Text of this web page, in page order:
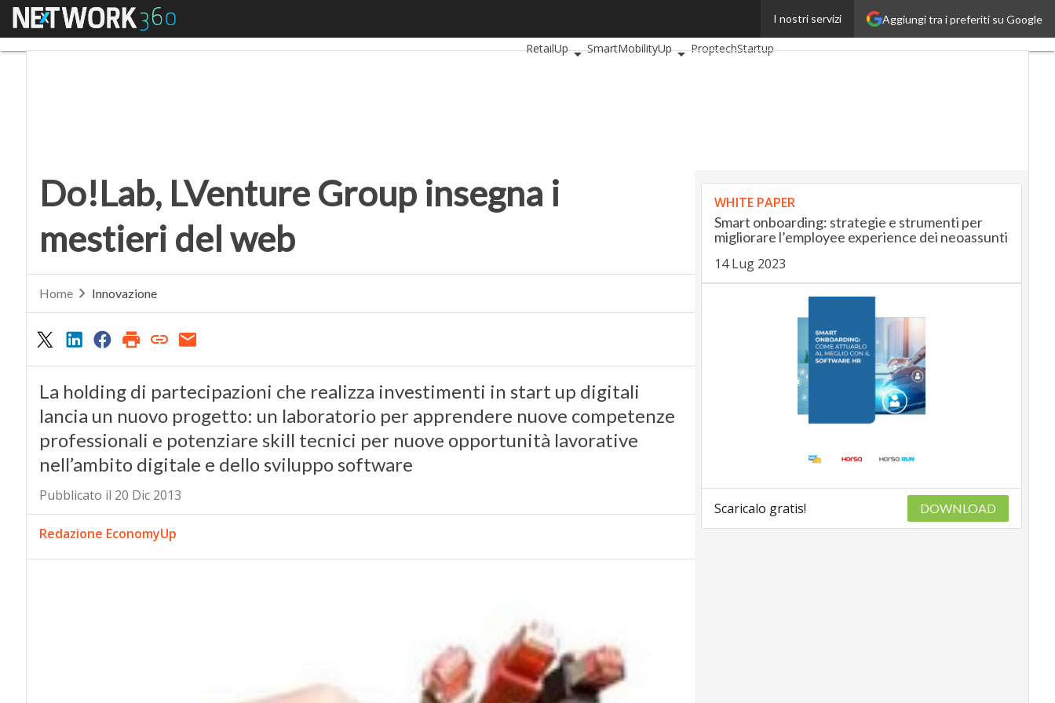
Aggiungi tra i preferiti su Google
I nostri servizi
Menu
InsuranceUp
RetailUp
SmartMobilityUp ProptechStartup
Do!Lab, LVenture Group insegna i
mestieri del web
Home Innovazione
La holding di partecipazioni che realizza investimenti in start up digitali
lancia un nuovo progetto: un laboratorio per apprendere nuove competenze
professionali e potenziare skill tecnici per nuove opportunità lavorative
nell’ambito digitale e dello sviluppo software
Pubblicato il 20 Dic 2013
Redazione EconomyUp
WHITE PAPER
Smart onboarding: strategie e strumenti per
migliorare l’employee experience dei neoassunti
14 Lug 2023
Scaricalo gratis! DOWNLOAD